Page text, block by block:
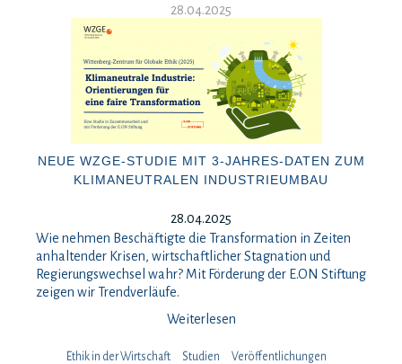
28.04.2025
NEUE WZGE-STUDIE MIT 3-JAHRES-DATEN ZUM
KLIMANEUTRALEN INDUSTRIEUMBAU
28.04.2025
Wie nehmen Beschäftigte die Transformation in Zeiten
anhaltender Krisen, wirtschaftlicher Stagnation und
Regierungswechsel wahr? Mit Förderung der E.ON Stiftung
zeigen wir Trendverläufe.
Weiterlesen
Ethik in der Wirtschaft Studien Veröffentlichungen